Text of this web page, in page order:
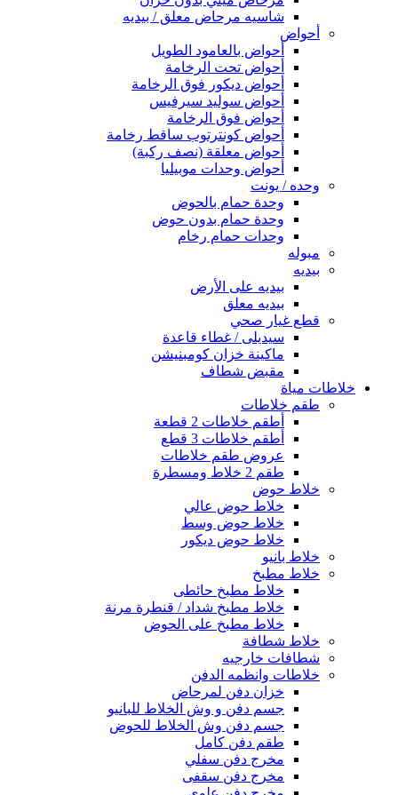
شاسيه مرحاض معلق / بيديه
أحواض
أحواض بالعامود الطويل
أحواض تحت الرخامة
أحواض ديكور فوق الرخامة
أحواض سوليد سيرفيس
أحواض فوق الرخامة
أحواض كونترتوب ساقط رخامة
أحواض معلقة (نصف ركبة)
أحواض وحدات موبيليا
وحده / يونت
وحدة حمام بالحوض
وحدة حمام بدون حوض
وحدات حمام رخام
مبوله
بيديه
بيديه على الأرض
بيديه معلق
قطع غيار صحي
سيديلى / غطاء قاعدة
ماكينة خزان كومبنيشن
مقبض شطاف
خلاطات مياة
طقم خلاطات
أطقم خلاطات 2 قطعة
أطقم خلاطات 3 قطع
عروض طقم خلاطات
طقم 2 خلاط ومسطرة
خلاط حوض
خلاط حوض عالي
خلاط حوض وسط
خلاط حوض ديكور
خلاط بانيو
خلاط مطبخ
خلاط مطبخ حائطى
خلاط مطبخ شداد / قنطرة مرنة
خلاط مطبخ على الحوض
خلاط شطافة
شطافات خارجيه
خلاطات وانظمه الدفن
خزان دفن لمرحاض
جسم دفن و وش الخلاط للبانيو
جسم دفن وش الخلاط للحوض
طقم دفن كامل
مخرج دفن سفلي
مخرج دفن سقفى